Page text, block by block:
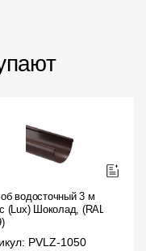
водосточный 3 м
(Lux) Шоколад, (RAL
PVLZ-1050